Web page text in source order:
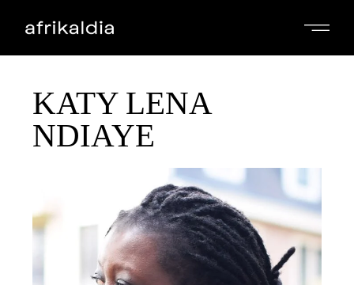
KATY LENA
NDIAYE